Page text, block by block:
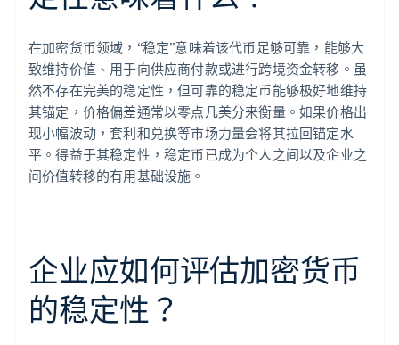
在加密货币领域，“稳定”意味着该代币足够可靠，能够大
致维持价值、用于向供应商付款或进行跨境资金转移。虽
然不存在完美的稳定性，但可靠的稳定币能够极好地维持
其锚定，价格偏差通常以零点几美分来衡量。如果价格出
现小幅波动，套利和兑换等市场力量会将其拉回锚定水
平。得益于其稳定性，稳定币已成为个人之间以及企业之
间价值转移的有用基础设施。
企业应如何评估加密货币
的稳定性？